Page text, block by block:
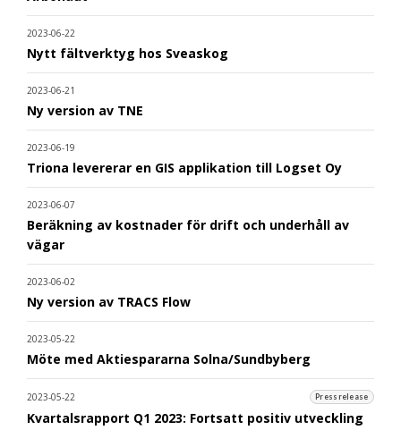
2023-06-22
Nytt fältverktyg hos Sveaskog
2023-06-21
Ny version av TNE
2023-06-19
Triona levererar en GIS applikation till Logset Oy
2023-06-07
Beräkning av kostnader för drift och underhåll av
vägar
2023-06-02
Ny version av TRACS Flow
2023-05-22
Möte med Aktiespararna Solna/Sundbyberg
2023-05-22 Pressrelease
Kvartalsrapport Q1 2023: Fortsatt positiv utveckling